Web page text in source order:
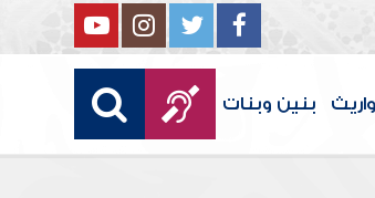
بنين وبنات